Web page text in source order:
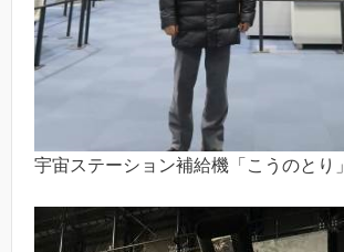
宇宙ステーション補給機「こうのとり」